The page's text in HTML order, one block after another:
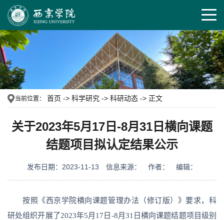
当前位置： 首页 -> 科学研究 -> 科研动态 -> 正文
关于2023年5月17日-8月31日横向课题
结题项目拟认定结果公示
发布日期：2023-11-13 信息来源： 作者： 编辑：
按照《西京学院横向课题管理办法（修订版）》要求，科
研处组织开展了2023年5月17日-8月31日横向课题结题项目级别